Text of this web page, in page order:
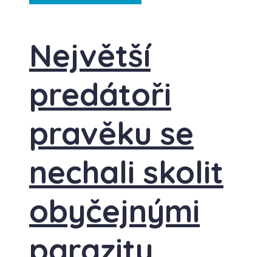
Největší
predátoři
pravěku se
nechali skolit
obyčejnými